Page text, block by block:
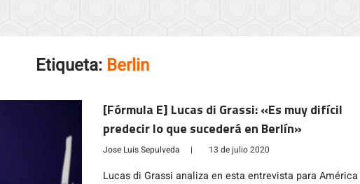
Etiqueta: Berlin
[Fórmula E] Lucas di Grassi: «Es muy difícil
predecir lo que sucederá en Berlín»
Jose Luis Sepulveda | 13 de julio 2020
Lucas di Grassi analiza en esta entrevista para América